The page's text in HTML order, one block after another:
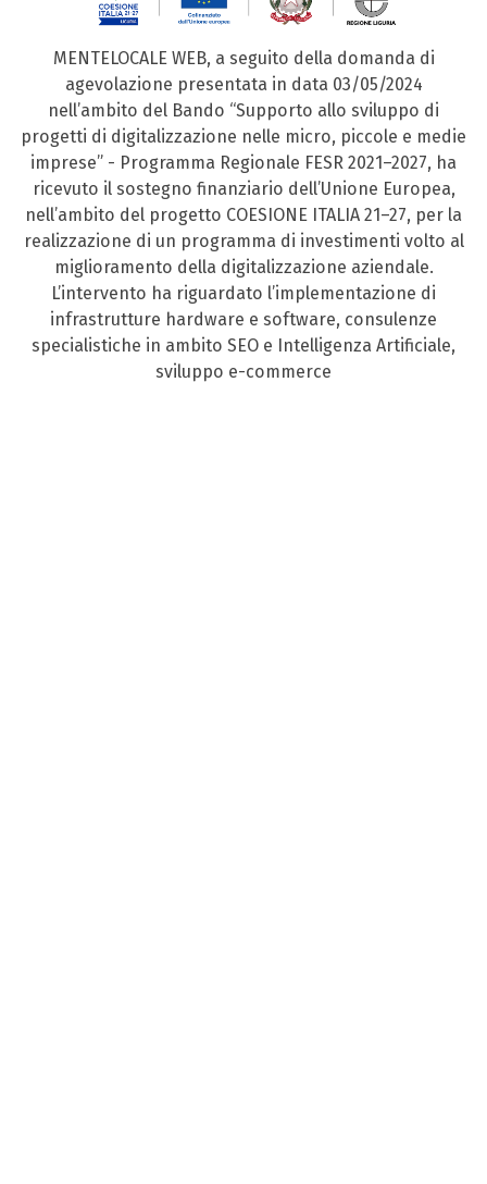
MENTELOCALE WEB, a seguito della domanda di
agevolazione presentata in data 03/05/2024
nell’ambito del Bando “Supporto allo sviluppo di
progetti di digitalizzazione nelle micro, piccole e medie
imprese” - Programma Regionale FESR 2021–2027, ha
ricevuto il sostegno finanziario dell’Unione Europea,
nell’ambito del progetto COESIONE ITALIA 21–27, per la
realizzazione di un programma di investimenti volto al
miglioramento della digitalizzazione aziendale.
L’intervento ha riguardato l’implementazione di
infrastrutture hardware e software, consulenze
specialistiche in ambito SEO e Intelligenza Artificiale,
sviluppo e-commerce